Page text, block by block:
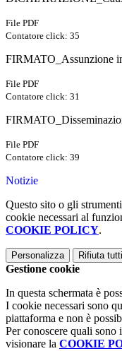
File PDF
Contatore click: 35
FIRMATO_Assunzione
File PDF
Contatore click: 31
File PDF
Contatore click: 39
Notizie
Questo sito o gli
cookie necessari al
COOKIE POLICY.
Personalizza Rifiuta tutti
Gestione cookie
In questa schermata è
I cookie necessari sono
piattaforma e non è
Per conoscere quali sono
visionare la COOKIE